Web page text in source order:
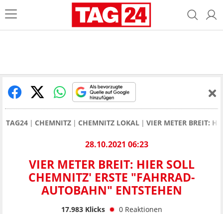
TAG24 CHEMNITZ CHEMNITZ LOKAL VIER METER BREIT:
28.10.2021 06:23
VIER METER BREIT: HIER SOLL
CHEMNITZ' ERSTE "FAHRRAD-
AUTOBAHN" ENTSTEHEN
17.983Klicks 0 Reaktionen